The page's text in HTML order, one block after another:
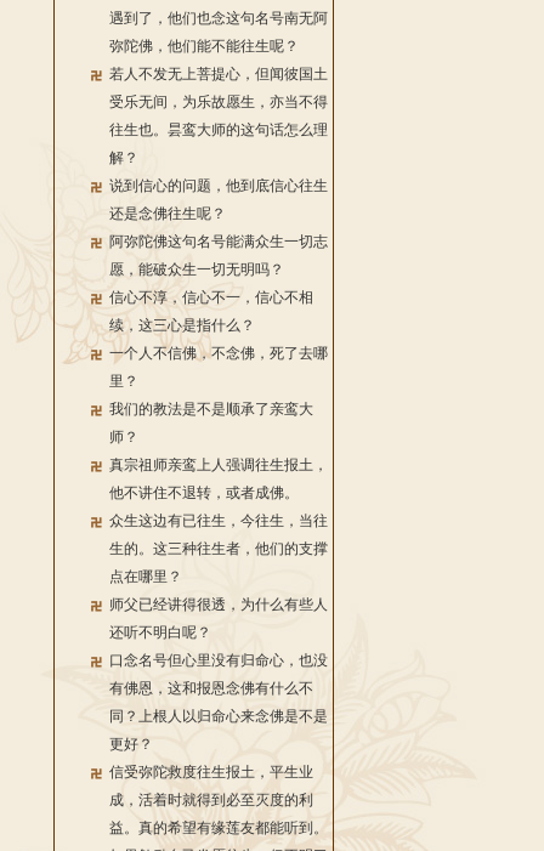
遇到了，他们也念这句名号南无阿
弥陀佛，他们能不能往生呢？
若人不发无上菩提心，但闻彼国土
受乐无间，为乐故愿生，亦当不得
往生也。昙鸾大师的这句话怎么理
解？
说到信心的问题，他到底信心往生
还是念佛往生呢？
阿弥陀佛这句名号能满众生一切志
愿，能破众生一切无明吗？
信心不淳，信心不一，信心不相
续，这三心是指什么？
一个人不信佛，不念佛，死了去哪
里？
我们的教法是不是顺承了亲鸾大
师？
真宗祖师亲鸾上人强调往生报土，
他不讲住不退转，或者成佛。
众生这边有已往生，今往生，当往
生的。这三种往生者，他们的支撑
点在哪里？
师父已经讲得很透，为什么有些人
还听不明白呢？
口念名号但心里没有归命心，也没
有佛恩，这和报恩念佛有什么不
同？上根人以归命心来念佛是不是
更好？
信受弥陀救度往生报土，平生业
成，活着时就得到必至灭度的利
益。真的希望有缘莲友都能听到。